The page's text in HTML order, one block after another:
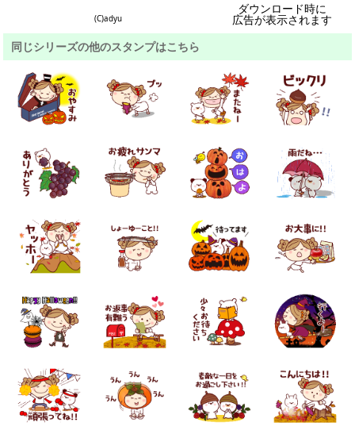
(C)adyu
ダウンロード時に
広告が表示されます
同じシリーズの他のスタンプはこちら